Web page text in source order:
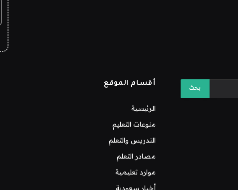
أقسام الموقع
الرئيسية
منوعات التعليم
التدريس والتعلم
مصادر التعلم
موارد تعليمية
أخبار سعودية